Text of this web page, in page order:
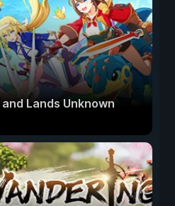
Lands Unknown